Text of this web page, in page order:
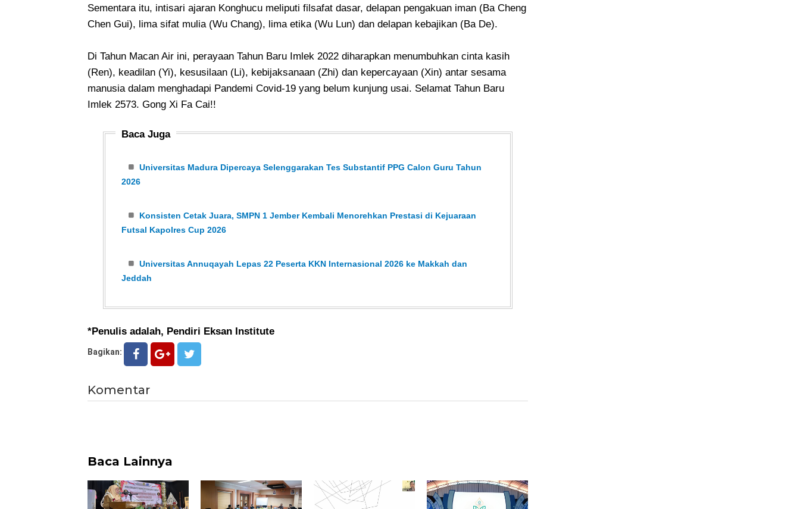
Sementara itu, intisari ajaran Konghucu meliputi filsafat dasar, delapan pengakuan iman (Ba Cheng
Chen Gui), lima sifat mulia (Wu Chang), lima etika (Wu Lun) dan delapan kebajikan (Ba De).
Di Tahun Macan Air ini, perayaan Tahun Baru Imlek 2022 diharapkan menumbuhkan cinta kasih
(Ren), keadilan (Yi), kesusilaan (Li), kebijaksanaan (Zhi) dan kepercayaan (Xin) antar sesama
manusia dalam menghadapi Pandemi Covid-19 yang belum kunjung usai. Selamat Tahun Baru
Imlek 2573. Gong Xi Fa Cai!!
Baca Juga
Universitas Madura Dipercaya Selenggarakan Tes Substantif PPG Calon Guru Tahun
2026
Konsisten Cetak Juara, SMPN 1 Jember Kembali Menorehkan Prestasi di Kejuaraan
Futsal Kapolres Cup 2026
Universitas Annuqayah Lepas 22 Peserta KKN Internasional 2026 ke Makkah dan
Jeddah
*Penulis adalah, Pendiri Eksan Institute
Bagikan:
Komentar
Baca Lainnya